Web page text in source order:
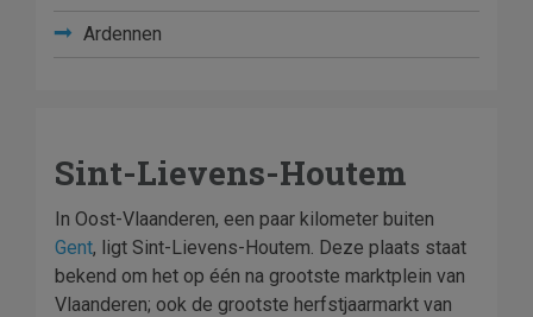
Ardennen
Sint-Lievens-Houtem
In Oost-Vlaanderen, een paar kilometer buiten
Gent, ligt Sint-Lievens-Houtem. Deze plaats staat
bekend om het op één na grootste marktplein van
Vlaanderen; ook de grootste herfstjaarmarkt van